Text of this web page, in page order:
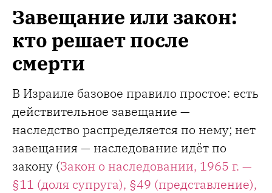
Завещание или закон:
кто решает после
смерти
В Израиле базовое правило простое: есть
действительное завещание —
наследство распределяется по нему; нет
завещания — наследование идёт по
закону (Закон о наследовании, 1965 г. —
§11 (доля супруга), §49 (представление),